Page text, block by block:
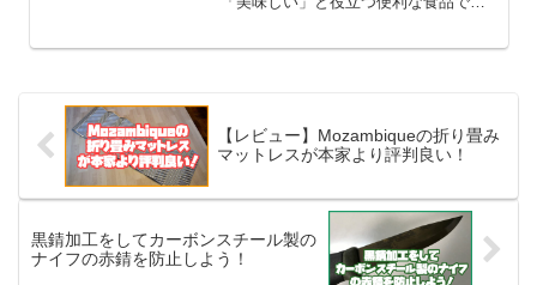
【レビュー】Mozambiqueの折り畳み
マットレスが本家より評判良い！
黒錆加工をしてカーボンスチール製の
ナイフの赤錆を防止しよう！